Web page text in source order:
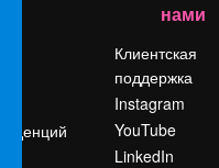
нами
Клиентская
поддержка
Instagram
YouTube
LinkedIn